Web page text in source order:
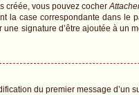
créée, vous pouvez cocher
la case correspondante dans le
signature d’être ajoutée à un
du premier message d’un